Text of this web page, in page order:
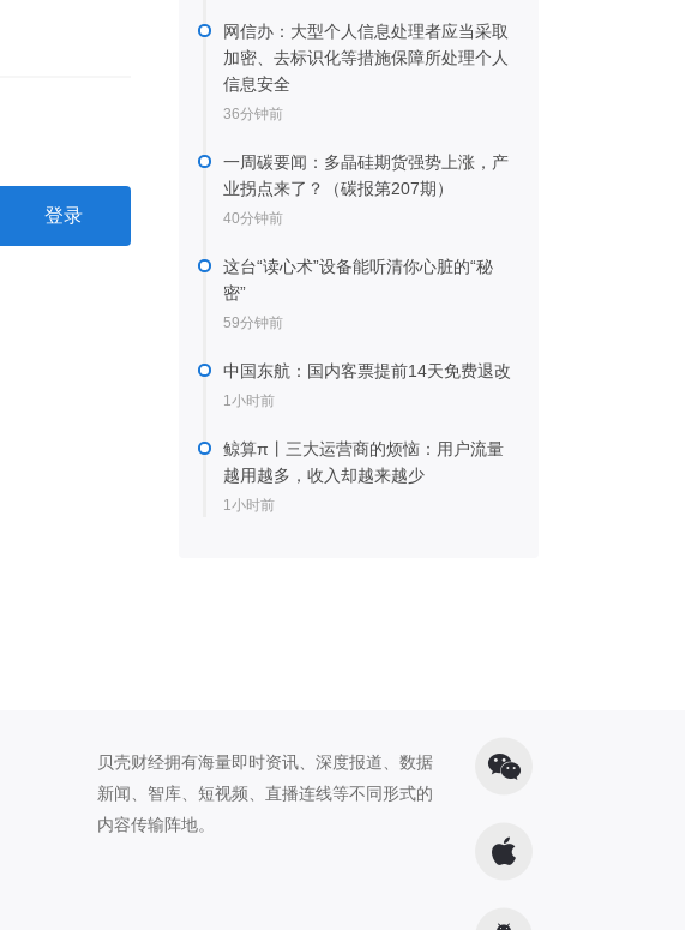
登录
网信办：大型个人信息处理者应当采取
加密、去标识化等措施保障所处理个人
信息安全
36分钟前
一周碳要闻：多晶硅期货强势上涨，产
业拐点来了？（碳报第207期）
40分钟前
这台“读心术”设备能听清你心脏的“秘
密”
59分钟前
中国东航：国内客票提前14天免费退改
1小时前
鲸算π丨三大运营商的烦恼：用户流量
越用越多，收入却越来越少
1小时前
贝壳财经拥有海量即时资讯、深度报道、数据
新闻、智库、短视频、直播连线等不同形式的
内容传输阵地。